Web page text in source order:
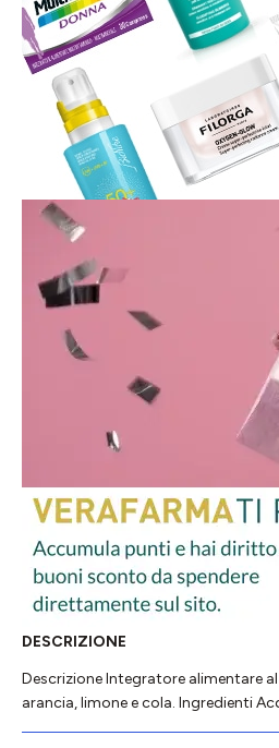
DESCRIZIONE
Descrizione Integratore alimentare
arancia, limone e cola. Ingredienti